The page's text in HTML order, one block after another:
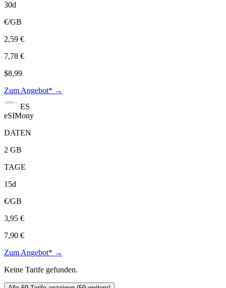
30d
€/GB
2,59 €
7,78 €
$8,99
Zum Angebot* →
ES
eSIMony
DATEN
2 GB
TAGE
15d
€/GB
3,95 €
7,90 €
Zum Angebot* →
Keine Tarife gefunden.